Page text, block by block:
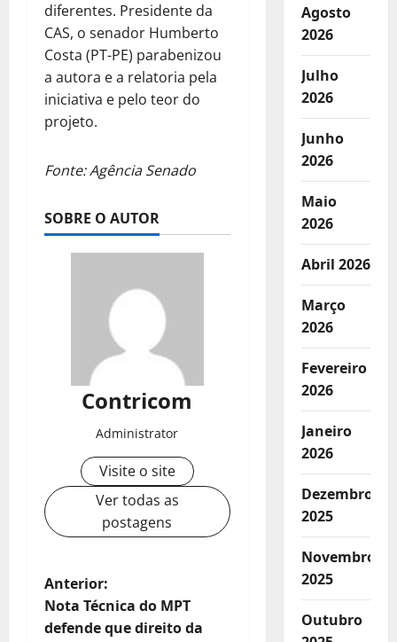
diferentes. Presidente da
CAS, o senador Humberto
Costa (PT-PE) parabenizou
a autora e a relatoria pela
iniciativa e pelo teor do
projeto.
Fonte: Agência Senado
SOBRE O AUTOR
Contricom
Administrator
Visite o site
Ver todas as
postagens
N
a
Anterior:
Nota Técnica do MPT
defende que direito da
Agosto
2026
Julho
2026
Junho
2026
Maio
2026
Abril 2026
Março
2026
Fevereiro
2026
Janeiro
2026
Dezembro
2025
Novembro
2025
Outubro